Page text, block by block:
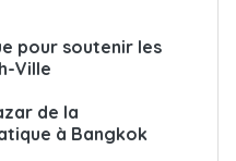
pour soutenir les
Ville
de la
à Bangkok